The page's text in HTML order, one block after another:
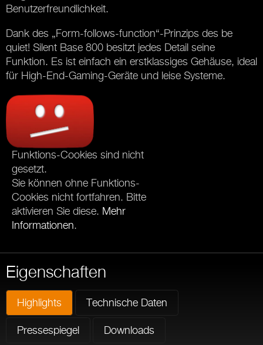
Benutzerfreundlichkeit.
Dank des „Form-follows-function“-Prinzips des be
quiet! Silent Base 800 besitzt jedes Detail seine
Funktion. Es ist einfach ein erstklassiges Gehäuse, ideal
für High-End-Gaming-Geräte und leise Systeme.
Funktions-Cookies sind nicht
gesetzt.
Sie können ohne Funktions-
Cookies nicht fortfahren. Bitte
aktivieren Sie diese. Mehr
Informationen.
Eigenschaften
Highlights Technische Daten
Pressespiegel Downloads